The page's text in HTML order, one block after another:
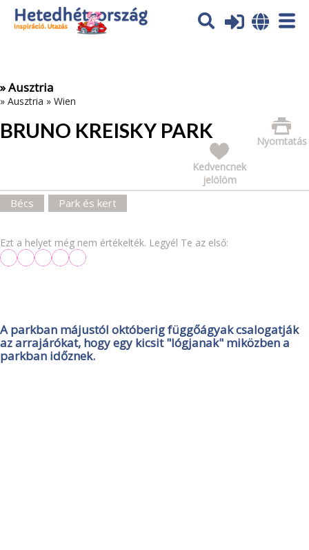
Az oldal sütiket (cookies) használ. További tájékoztatás itt:
Adatvédelmi tájékoztató
» Ausztria
» Ausztria » Wien
BRUNO KREISKY PARK
Nyomtatás
Kedvencnek
jelölöm
Bécs Park és kert
Ezt a helyet még nem értékelték. Legyél Te az első:
A parkban májustól októberig függőágyak csalogatják
az arrajárókat, hogy egy kicsit "lógjanak" miközben a
parkban időznek.